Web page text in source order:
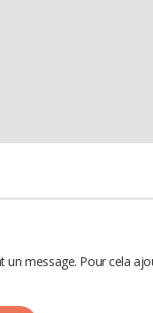
un message. Pour cela